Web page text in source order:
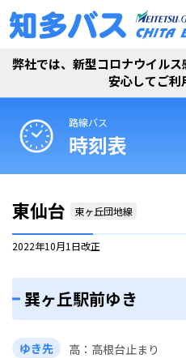
弊社では、新型コロナウイルス
安心してご利
路線バス
時刻表
東仙台 東ヶ丘団地線
2022年10月1日改正
巽ヶ丘駅前ゆき
ゆき先 高 高根台止まり